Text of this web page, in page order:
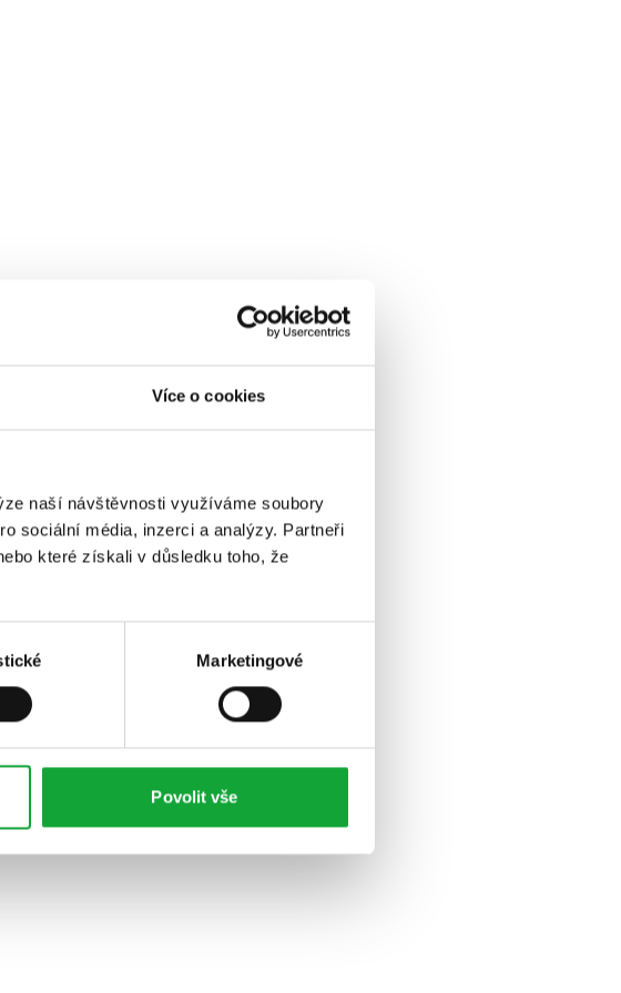
Více o cookies
naší návštěvnosti využíváme soubory
sociální média, inzerci a analýzy. Partneři
které získali v důsledku toho, že
Marketingové
Povolit vše